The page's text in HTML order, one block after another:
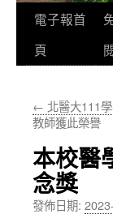
跳
至
要
容
電子報首
頁
← 北醫大111
教師獲此榮譽
本校醫
念獎
發佈日期: